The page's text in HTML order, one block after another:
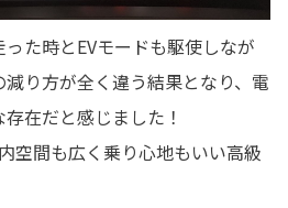
た時とEVモードも駆使しなが
り方が全く違う結果となり、電
在だと感じました！
空間も広く乗り心地もいい高級